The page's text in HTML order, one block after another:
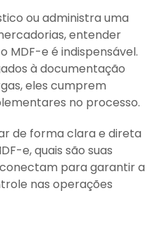
ou administra uma
entender
MDF-e é indispensável.
à documentação
eles cumprem
no processo.
de forma clara e direta
e, quais são suas
para garantir a
nas operações